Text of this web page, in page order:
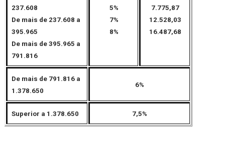
237.608
De mais de 237.608 a
395.965
De mais de 395.965 a
791.816
5%
7%
8%
7.775,87
12.528,03
16.487,68
De mais de 791.816 a
1.378.650
6%
Superior a 1.378.650 7,5%